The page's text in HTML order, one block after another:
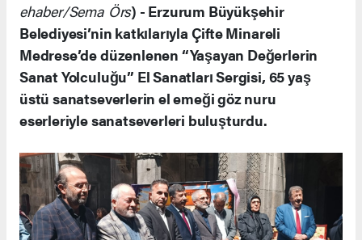
ehaber/Sema Örs) - Erzurum Büyükşehir
Belediyesi’nin katkılarıyla Çifte Minareli
Medrese’de düzenlenen “Yaşayan Değerlerin
Sanat Yolculuğu” El Sanatları Sergisi, 65 yaş
üstü sanatseverlerin el emeği göz nuru
eserleriyle sanatseverleri buluşturdu.